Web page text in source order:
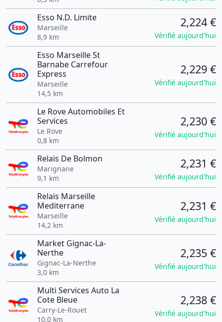
Esso N.D. Limite
Marseille
8,9 km
2,224 €
Vérifié aujourd'hui
Esso Marseille St
Barnabe Carrefour
Express
Marseille
14,5 km
2,229 €
Vérifié aujourd'hui
Le Rove Automobiles Et
Services
Le Rove
0,8 km
2,230 €
Vérifié aujourd'hui
Relais De Bolmon
Marignane
9,1 km
2,231 €
Vérifié aujourd'hui
Relais Marseille
Mediterrane
Marseille
14,2 km
2,231 €
Vérifié aujourd'hui
Market Gignac-La-
Nerthe
Gignac-La-Nerthe
3,0 km
2,235 €
Vérifié aujourd'hui
Multi Services Auto La
Cote Bleue
Carry-Le-Rouet
10,0 km
2,238 €
Vérifié aujourd'hui